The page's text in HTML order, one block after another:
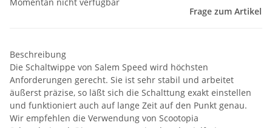
Frage zum Artikel
Beschreibung
Die Schaltwippe von Salem Speed wird höchsten
Anforderungen gerecht. Sie ist sehr stabil und arbeitet
äußerst präzise, so läßt sich die Schalttung exakt einstellen
und funktioniert auch auf lange Zeit auf den Punkt genau.
Wir empfehlen die Verwendung von Scootopia